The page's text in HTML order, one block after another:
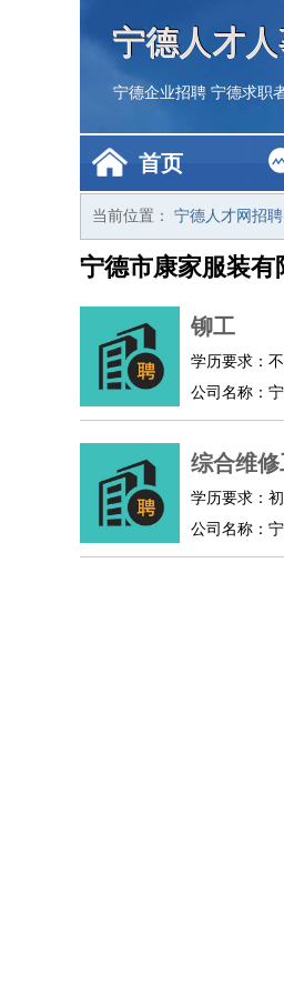
宁德人才
宁德企业招聘 宁德求职
首页
当前位置： 宁德人才网招聘
宁德市康家服装
铆工
学历要求：
公司名称：
综合维修
学历要求：
公司名称：